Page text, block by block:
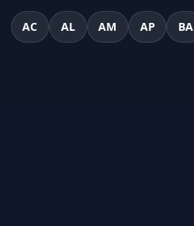
AC AL AM AP BA